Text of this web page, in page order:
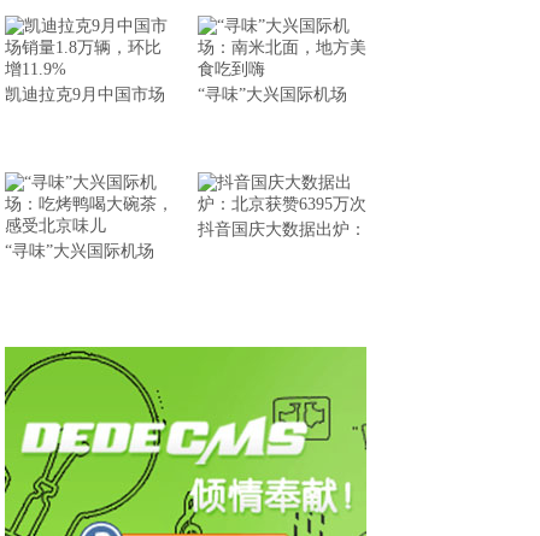
凯迪拉克9月中国市场 “寻味”大兴国际机场
“寻味”大兴国际机场
抖音国庆大数据出炉：